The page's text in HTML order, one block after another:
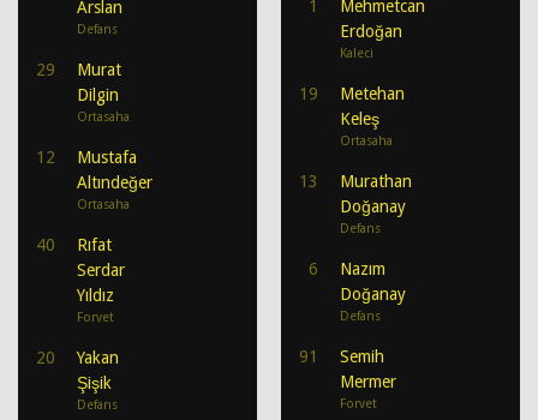
Arslan
Defans
29
Murat
Dilgin
Ortasaha
12
Mustafa
Altındeğer
Ortasaha
40
Rıfat
Serdar
Yıldız
Forvet
20
Yakan
Şişik
Defans
1
Mehmetcan
Erdoğan
Kaleci
19
Metehan
Keleş
Ortasaha
13
Murathan
Doğanay
Defans
6
Nazım
Doğanay
Defans
91
Semih
Mermer
Forvet